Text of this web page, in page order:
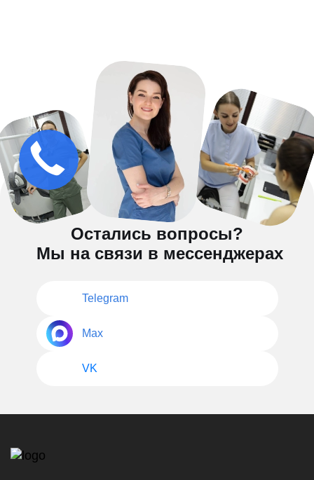
Остались вопросы?
Мы на связи в мессенджерах
Telegram
Max
VK